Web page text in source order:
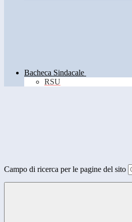
Bacheca Sindacale
RSU
Campo di ricerca per le pagine del sito